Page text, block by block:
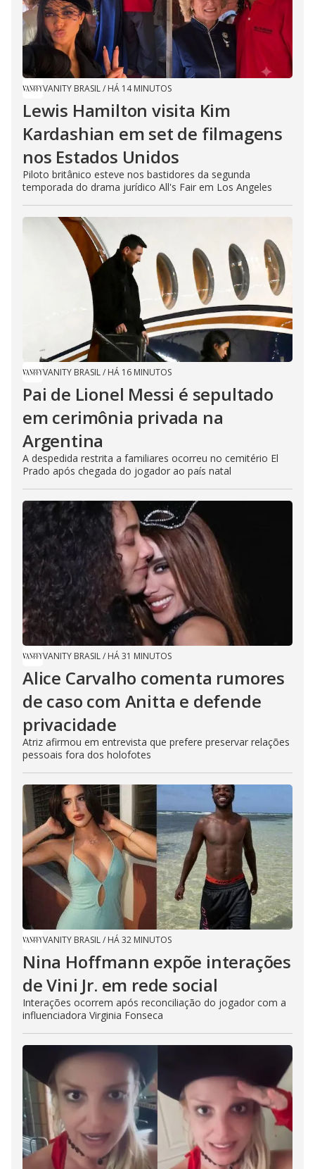
VANITY BRASIL/ HÁ 14 MINUTOS
Lewis Hamilton visita Kim
Kardashian em set de filmagens
nos Estados Unidos
Piloto britânico esteve nos bastidores da segunda
temporada do drama jurídico All's Fair em Los Angeles
VANITY BRASIL/ HÁ 16 MINUTOS
Pai de Lionel Messi é sepultado
em cerimônia privada na
Argentina
A despedida restrita a familiares ocorreu no cemitério El
Prado após chegada do jogador ao país natal
VANITY BRASIL/ HÁ 31 MINUTOS
Alice Carvalho comenta rumores
de caso com Anitta e defende
privacidade
Atriz afirmou em entrevista que prefere preservar relações
pessoais fora dos holofotes
VANITY BRASIL/ HÁ 32 MINUTOS
Nina Hoffmann expõe interações
de Vini Jr. em rede social
Interações ocorrem após reconciliação do jogador com a
influenciadora Virginia Fonseca